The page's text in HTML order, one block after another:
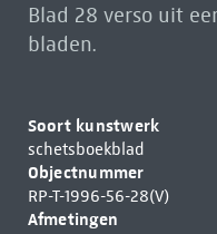
Blad 28 verso uit
bladen.
Soort kunstwerk
schetsboekblad
Objectnummer
RP-T-1996-56-28(V)
Afmetingen